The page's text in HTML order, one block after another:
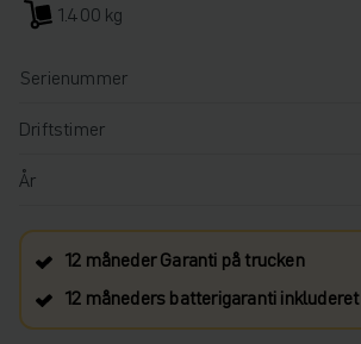
1.400 kg
Serienummer
Driftstimer
År
12 måneder Garanti på trucken
12 måneders batterigaranti inkluderet